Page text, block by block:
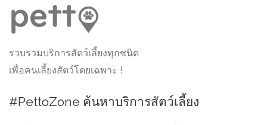
รวบรวมบริการสัตว์เลี้ยงทุกชนิด
เพื่อคนเลี้ยงสัตว์โดยเฉพาะ !
#PettoZone ค้นหาบริการสัตว์เลี้ยง